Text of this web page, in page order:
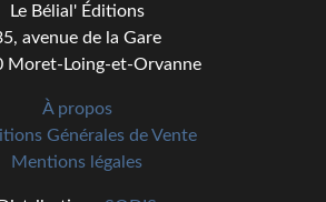
Le Bélial' Éditions
avenue de la Gare
Moret-Loing-et-Orvanne
À propos
Générales de Vente
Mentions légales